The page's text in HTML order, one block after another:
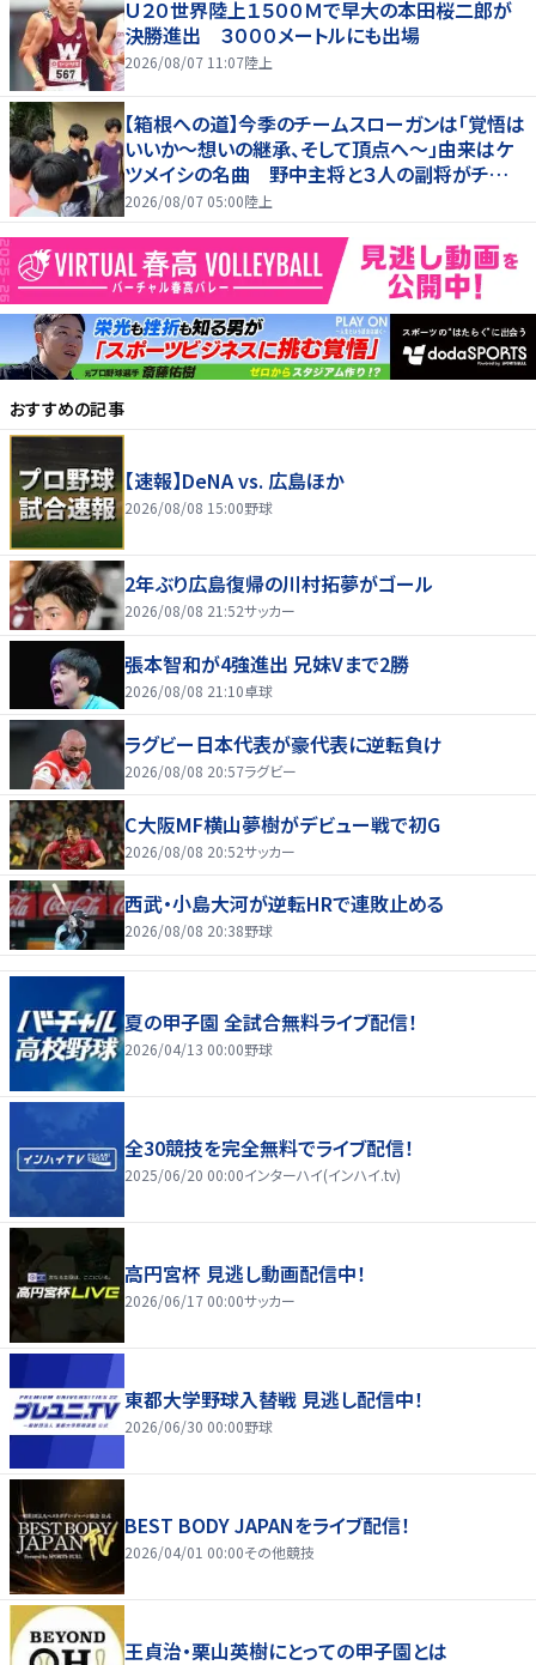
Ｕ２０世界陸上１５００Ｍで早大の本田桜二郎が
決勝進出 ３０００メートルにも出場
2026/08/07 11:07陸上
【箱根への道】今季のチームスローガンは「覚悟は
いいか～想いの継承、そして頂点へ～」由来はケ
ツメイシの名曲 野中主将と３人の副将がチーム
を引っ張る…夏合宿特集第１弾、国学院大
2026/08/07 05:00陸上
おすすめの記事
【速報】DeNA vs. 広島ほか
2026/08/08 15:00野球
2年ぶり広島復帰の川村拓夢がゴール
2026/08/08 21:52サッカー
張本智和が4強進出 兄妹Vまで2勝
2026/08/08 21:10卓球
ラグビー日本代表が豪代表に逆転負け
2026/08/08 20:57ラグビー
C大阪MF横山夢樹がデビュー戦で初G
2026/08/08 20:52サッカー
西武・小島大河が逆転HRで連敗止める
2026/08/08 20:38野球
夏の甲子園 全試合無料ライブ配信！
2026/04/13 00:00野球
全30競技を完全無料でライブ配信！
2025/06/20 00:00インターハイ(インハイ.tv)
高円宮杯 見逃し動画配信中！
2026/06/17 00:00サッカー
東都大学野球入替戦 見逃し配信中！
2026/06/30 00:00野球
BEST BODY JAPANをライブ配信！
2026/04/01 00:00その他競技
王貞治・栗山英樹にとっての甲子園とは